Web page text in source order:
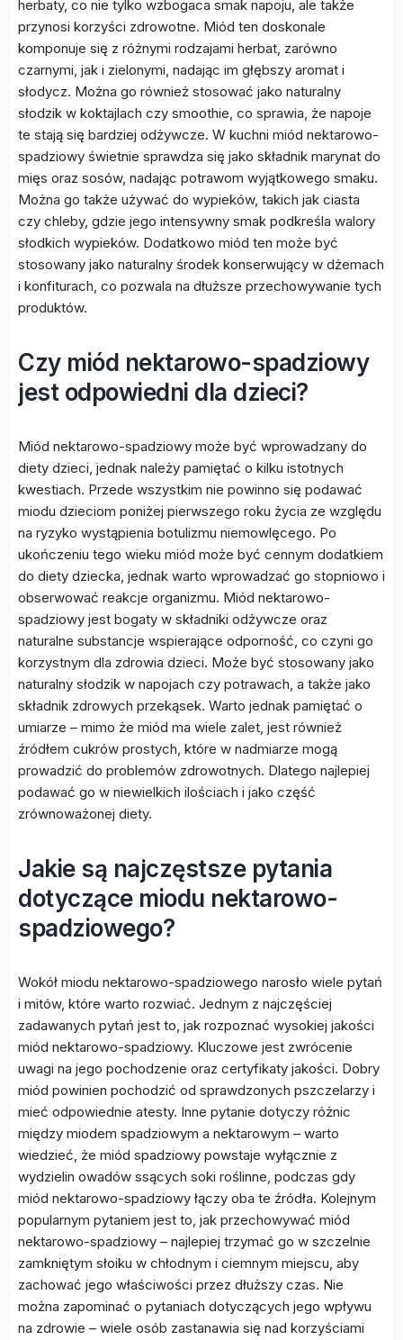
herbaty, co nie tylko wzbogaca smak napoju, ale także
przynosi korzyści zdrowotne. Miód ten doskonale
komponuje się z różnymi rodzajami herbat, zarówno
czarnymi, jak i zielonymi, nadając im głębszy aromat i
słodycz. Można go również stosować jako naturalny
słodzik w koktajlach czy smoothie, co sprawia, że napoje
te stają się bardziej odżywcze. W kuchni miód nektarowo-
spadziowy świetnie sprawdza się jako składnik marynat do
mięs oraz sosów, nadając potrawom wyjątkowego smaku.
Można go także używać do wypieków, takich jak ciasta
czy chleby, gdzie jego intensywny smak podkreśla walory
słodkich wypieków. Dodatkowo miód ten może być
stosowany jako naturalny środek konserwujący w dżemach
i konfiturach, co pozwala na dłuższe przechowywanie tych
produktów.
Czy miód nektarowo-spadziowy
jest odpowiedni dla dzieci?
Miód nektarowo-spadziowy może być wprowadzany do
diety dzieci, jednak należy pamiętać o kilku istotnych
kwestiach. Przede wszystkim nie powinno się podawać
miodu dzieciom poniżej pierwszego roku życia ze względu
na ryzyko wystąpienia botulizmu niemowlęcego. Po
ukończeniu tego wieku miód może być cennym dodatkiem
do diety dziecka, jednak warto wprowadzać go stopniowo i
obserwować reakcje organizmu. Miód nektarowo-
spadziowy jest bogaty w składniki odżywcze oraz
naturalne substancje wspierające odporność, co czyni go
korzystnym dla zdrowia dzieci. Może być stosowany jako
naturalny słodzik w napojach czy potrawach, a także jako
składnik zdrowych przekąsek. Warto jednak pamiętać o
umiarze – mimo że miód ma wiele zalet, jest również
źródłem cukrów prostych, które w nadmiarze mogą
prowadzić do problemów zdrowotnych. Dlatego najlepiej
podawać go w niewielkich ilościach i jako część
zrównoważonej diety.
Jakie są najczęstsze pytania
dotyczące miodu nektarowo-
spadziowego?
Wokół miodu nektarowo-spadziowego narosło wiele pytań
i mitów, które warto rozwiać. Jednym z najczęściej
zadawanych pytań jest to, jak rozpoznać wysokiej jakości
miód nektarowo-spadziowy. Kluczowe jest zwrócenie
uwagi na jego pochodzenie oraz certyfikaty jakości. Dobry
miód powinien pochodzić od sprawdzonych pszczelarzy i
mieć odpowiednie atesty. Inne pytanie dotyczy różnic
między miodem spadziowym a nektarowym – warto
wiedzieć, że miód spadziowy powstaje wyłącznie z
wydzielin owadów ssących soki roślinne, podczas gdy
miód nektarowo-spadziowy łączy oba te źródła. Kolejnym
popularnym pytaniem jest to, jak przechowywać miód
nektarowo-spadziowy – najlepiej trzymać go w szczelnie
zamkniętym słoiku w chłodnym i ciemnym miejscu, aby
zachować jego właściwości przez dłuższy czas. Nie
można zapominać o pytaniach dotyczących jego wpływu
na zdrowie – wiele osób zastanawia się nad korzyściami